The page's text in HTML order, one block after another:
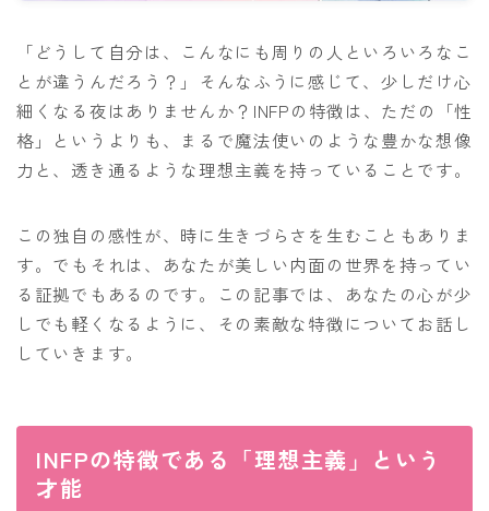
「どうして自分は、こんなにも周りの人といろいろなこ
とが違うんだろう？」そんなふうに感じて、少しだけ心
細くなる夜はありませんか？INFPの特徴は、ただの「性
格」というよりも、まるで魔法使いのような豊かな想像
力と、透き通るような理想主義を持っていることです。
この独自の感性が、時に生きづらさを生むこともありま
す。でもそれは、あなたが美しい内面の世界を持ってい
る証拠でもあるのです。この記事では、あなたの心が少
しでも軽くなるように、その素敵な特徴についてお話し
していきます。
INFPの特徴である「理想主義」という
才能